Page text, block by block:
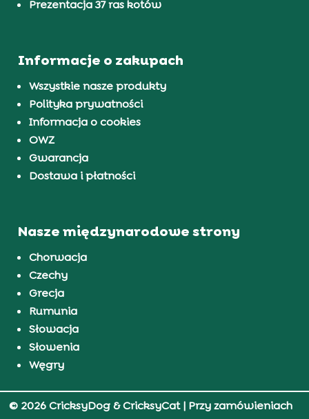
Prezentacja 37 ras kotów
Informacje o zakupach
Wszystkie nasze produkty
Polityka prywatności
Informacja o cookies
OWZ
Gwarancja
Dostawa i płatności
Nasze międzynarodowe strony
Chorwacja
Czechy
Grecja
Rumunia
Słowacja
Słowenia
Węgry
© 2026 CricksyDog & CricksyCat| Przy zamówieniach